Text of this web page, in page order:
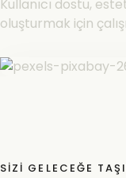
Kullanıcı dostu,
oluşturmak için
SIZI GELECEĞE